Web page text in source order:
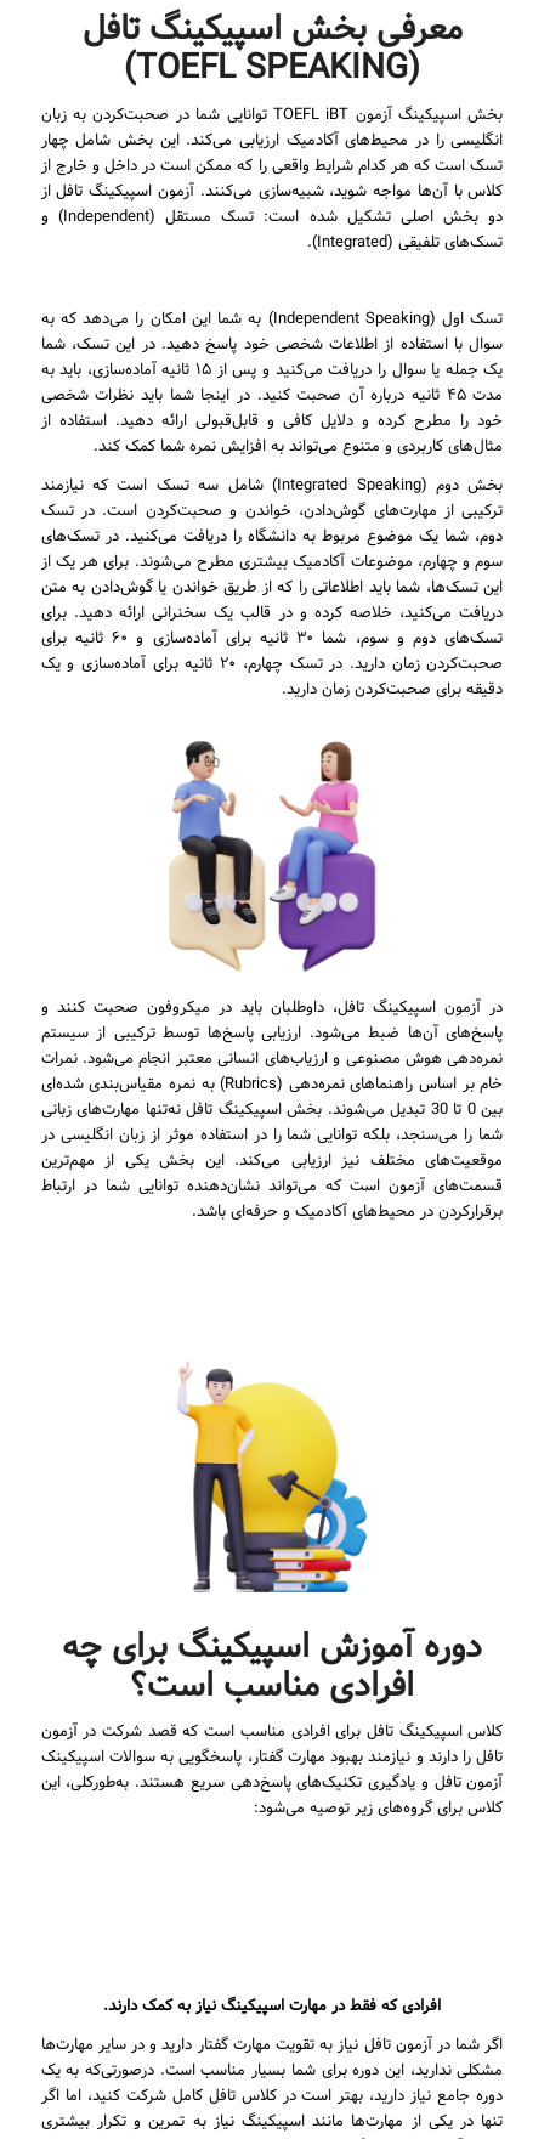
معرفی بخش اسپیکینگ تافل
(TOEFL SPEAKING)
بخش اسپیکینگ آزمون TOEFL iBT توانایی شما در صحبت‌کردن به زبان
انگلیسی را در محیط‌های آکادمیک ارزیابی می‌کند. این بخش شامل چهار
تسک است که هر کدام شرایط واقعی را که ممکن است در داخل و خارج از
کلاس با آن‌ها مواجه شوید، شبیه‌سازی می‌کنند. آزمون اسپیکینگ تافل از
دو بخش اصلی تشکیل شده است: تسک مستقل (Independent) و
تسک‌های تلفیقی (Integrated).
تسک اول (Independent Speaking) به شما این امکان را می‌دهد که به
سوال با استفاده از اطلاعات شخصی خود پاسخ دهید. در این تسک، شما
یک جمله یا سوال را دریافت می‌کنید و پس از ۱۵ ثانیه آماده‌سازی، باید به
مدت ۴۵ ثانیه درباره آن صحبت کنید. در اینجا شما باید نظرات شخصی
خود را مطرح کرده و دلایل کافی و قابل‌قبولی ارائه دهید. استفاده از
مثال‌های کاربردی و متنوع می‌تواند به افزایش نمره شما کمک کند.
بخش دوم (Integrated Speaking) شامل سه تسک است که نیازمند
ترکیبی از مهارت‌های گوش‌دادن، خواندن و صحبت‌کردن است. در تسک
دوم، شما یک موضوع مربوط به دانشگاه را دریافت می‌کنید. در تسک‌های
سوم و چهارم، موضوعات آکادمیک بیشتری مطرح می‌شوند. برای هر یک از
این تسک‌ها، شما باید اطلاعاتی را که از طریق خواندن یا گوش‌دادن به متن
دریافت می‌کنید، خلاصه کرده و در قالب یک سخنرانی ارائه دهید. برای
تسک‌های دوم و سوم، شما ۳۰ ثانیه برای آماده‌سازی و ۶۰ ثانیه برای
صحبت‌کردن زمان دارید. در تسک چهارم، ۲۰ ثانیه برای آماده‌سازی و یک
دقیقه برای صحبت‌کردن زمان دارید.
در آزمون اسپیکینگ تافل، داوطلبان باید در میکروفون صحبت کنند و
پاسخ‌های آن‌ها ضبط می‌شود. ارزیابی پاسخ‌ها توسط ترکیبی از سیستم
نمره‌دهی هوش مصنوعی و ارزیاب‌های انسانی معتبر انجام می‌شود. نمرات
خام بر اساس راهنماهای نمره‌دهی (Rubrics) به نمره مقیاس‌بندی شده‌ای
بین 0 تا 30 تبدیل می‌شوند. بخش اسپیکینگ تافل نه‌تنها مهارت‌های زبانی
شما را می‌سنجد، بلکه توانایی شما را در استفاده موثر از زبان انگلیسی در
موقعیت‌های مختلف نیز ارزیابی می‌کند. این بخش یکی از مهم‌ترین
قسمت‌های آزمون است که می‌تواند نشان‌دهنده توانایی شما در ارتباط
برقرارکردن در محیط‌های آکادمیک و حرفه‌ای باشد.
دوره آموزش اسپیکینگ برای چه
افرادی مناسب است؟
کلاس اسپیکینگ تافل برای افرادی مناسب است که قصد شرکت در آزمون
تافل را دارند و نیازمند بهبود مهارت گفتار، پاسخگویی به سوالات اسپیکینک
آزمون تافل و یادگیری تکنیک‌های پاسخ‌دهی سریع هستند. به‌طورکلی، این
کلاس برای گروه‌های زیر توصیه می‌شود:
افرادی که فقط در مهارت اسپیکینگ نیاز به کمک دارند.
اگر شما در آزمون تافل نیاز به تقویت مهارت گفتار دارید و در سایر مهارت‌ها
مشکلی ندارید، این دوره برای شما بسیار مناسب است. درصورتی‌که به یک
دوره جامع نیاز دارید، بهتر است در کلاس تافل کامل شرکت کنید، اما اگر
تنها در یکی از مهارت‌ها مانند اسپیکینگ نیاز به تمرین و تکرار بیشتری